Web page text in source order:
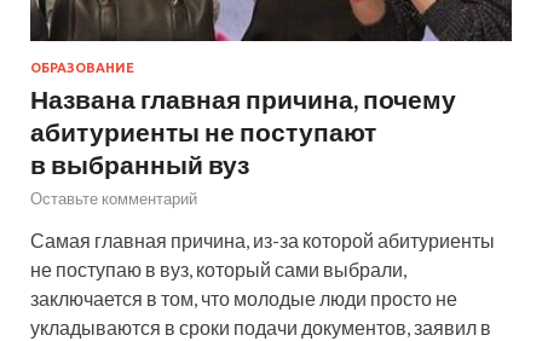
ОБРАЗОВАНИЕ
Названа главная причина, почему
абитуриенты не поступают
в выбранный вуз
Оставьте комментарий
Самая главная причина, из-за которой абитуриенты
не поступаю в вуз, который сами выбрали,
заключается в том, что молодые люди просто не
укладываются в сроки подачи документов, заявил в